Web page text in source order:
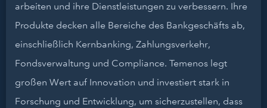
arbeiten und ihre Dienstleistungen zu verbessern. Ihre
Produkte decken alle Bereiche des Bankgeschäfts ab,
einschließlich Kernbanking, Zahlungsverkehr,
Fondsverwaltung und Compliance. Temenos legt
großen Wert auf Innovation und investiert stark in
Forschung und Entwicklung, um sicherzustellen, dass